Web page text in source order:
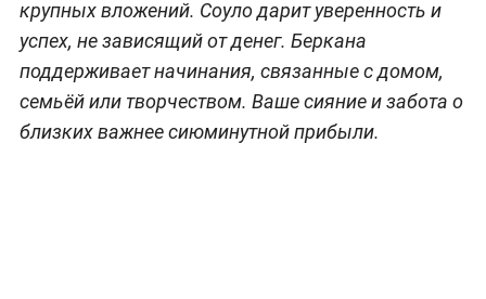
крупных вложений. Соуло дарит уверенность и
успех, не зависящий от денег. Беркана
поддерживает начинания, связанные с домом,
семьёй или творчеством. Ваше сияние и забота о
близких важнее сиюминутной прибыли.